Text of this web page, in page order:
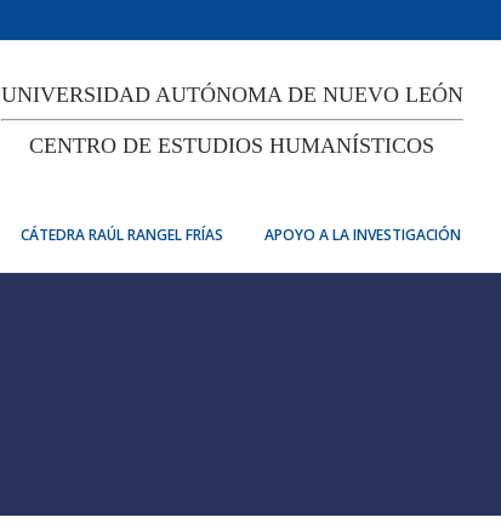
UNIVERSIDAD AUTÓNOMA DE NUEVO LEÓN
CENTRO DE ESTUDIOS HUMANÍSTICOS
CÁTEDRA RAÚL RANGEL FRÍAS APOYO A LA INVESTIGACIÓN